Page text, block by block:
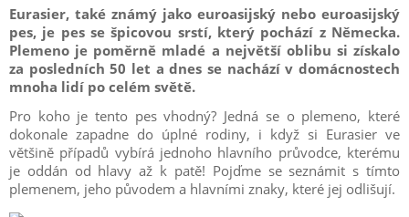
Eurasier, také známý jako euroasijský nebo euroasijský
pes, je pes se špicovou srstí, který pochází z Německa.
Plemeno je poměrně mladé a největší oblibu si získalo
za posledních 50 let a dnes se nachází v domácnostech
mnoha lidí po celém světě.
Pro koho je tento pes vhodný? Jedná se o plemeno, které
dokonale zapadne do úplné rodiny, i když si Eurasier ve
většině případů vybírá jednoho hlavního průvodce, kterému
je oddán od hlavy až k patě! Pojďme se seznámit s tímto
plemenem, jeho původem a hlavními znaky, které jej odlišují.